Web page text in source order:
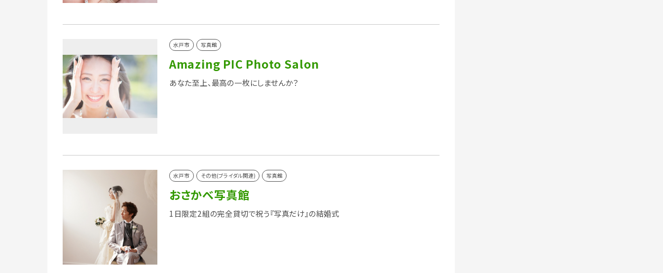
水戸市 写真館
Amazing PIC Photo Salon
あなた至上、最高の一枚にしませんか？
水戸市 その他(ブライダル関連) 写真館
おさかべ写真館
1日限定2組の完全貸切で祝う『写真だけ』の結婚式